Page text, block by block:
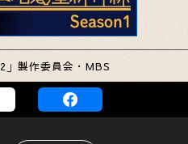
製作委員会・MBS